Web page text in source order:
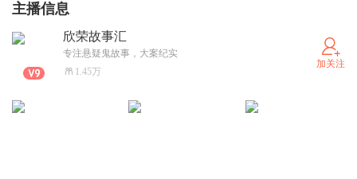
主播信息
欣荣故事汇
专注悬疑鬼故事，大案纪实
1.45万
加关注